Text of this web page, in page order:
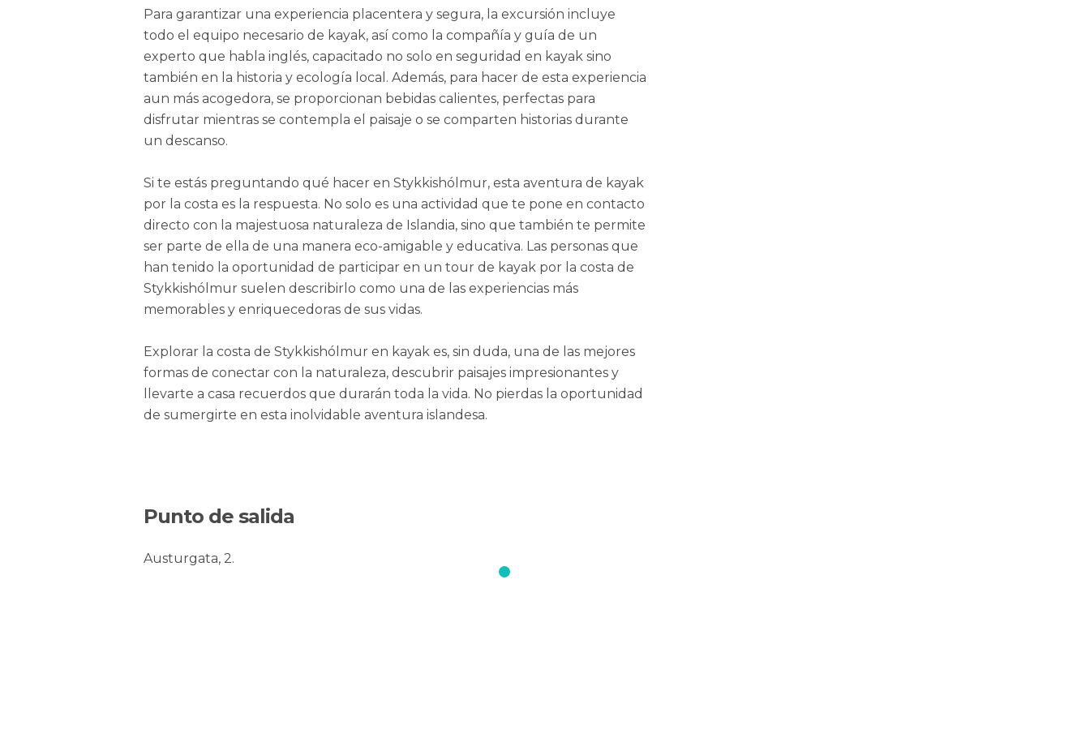
Para garantizar una experiencia placentera y segura, la excursión incluye
todo el equipo necesario de kayak, así como la compañía y guía de un
experto que habla inglés, capacitado no solo en seguridad en kayak sino
también en la historia y ecología local. Además, para hacer de esta experiencia
aun más acogedora, se proporcionan bebidas calientes, perfectas para
disfrutar mientras se contempla el paisaje o se comparten historias durante
un descanso.
Si te estás preguntando qué hacer en Stykkishólmur, esta aventura de kayak
por la costa es la respuesta. No solo es una actividad que te pone en contacto
directo con la majestuosa naturaleza de Islandia, sino que también te permite
ser parte de ella de una manera eco-amigable y educativa. Las personas que
han tenido la oportunidad de participar en un tour de kayak por la costa de
Stykkishólmur suelen describirlo como una de las experiencias más
memorables y enriquecedoras de sus vidas.
Explorar la costa de Stykkishólmur en kayak es, sin duda, una de las mejores
formas de conectar con la naturaleza, descubrir paisajes impresionantes y
llevarte a casa recuerdos que durarán toda la vida. No pierdas la oportunidad
de sumergirte en esta inolvidable aventura islandesa.
Punto de salida
Austurgata, 2.